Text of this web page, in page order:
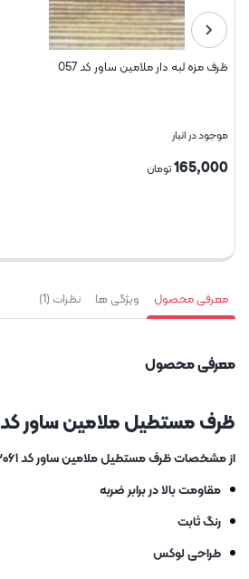
ظرف مزه لبه دار ملامین ساور کد 057
موجود در انبار
165,000تومان
معرفی محصول ویژگی ها نظرات (1)
معرفی محصول
ظرف مستطیل ملامین ساور کد ۱۴۲۰۶۱
از مشخصات ظرف مستطیل ملامین ساور کد ۱۴۲۰۶۱ میتوان به موارد زیر اشاره کرد:
مقاومت بالا در برابر ضربه
رنگ ثابت
طراحی لوکس